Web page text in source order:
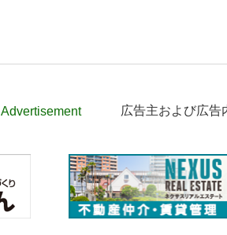
Advertisement 広告主および広告